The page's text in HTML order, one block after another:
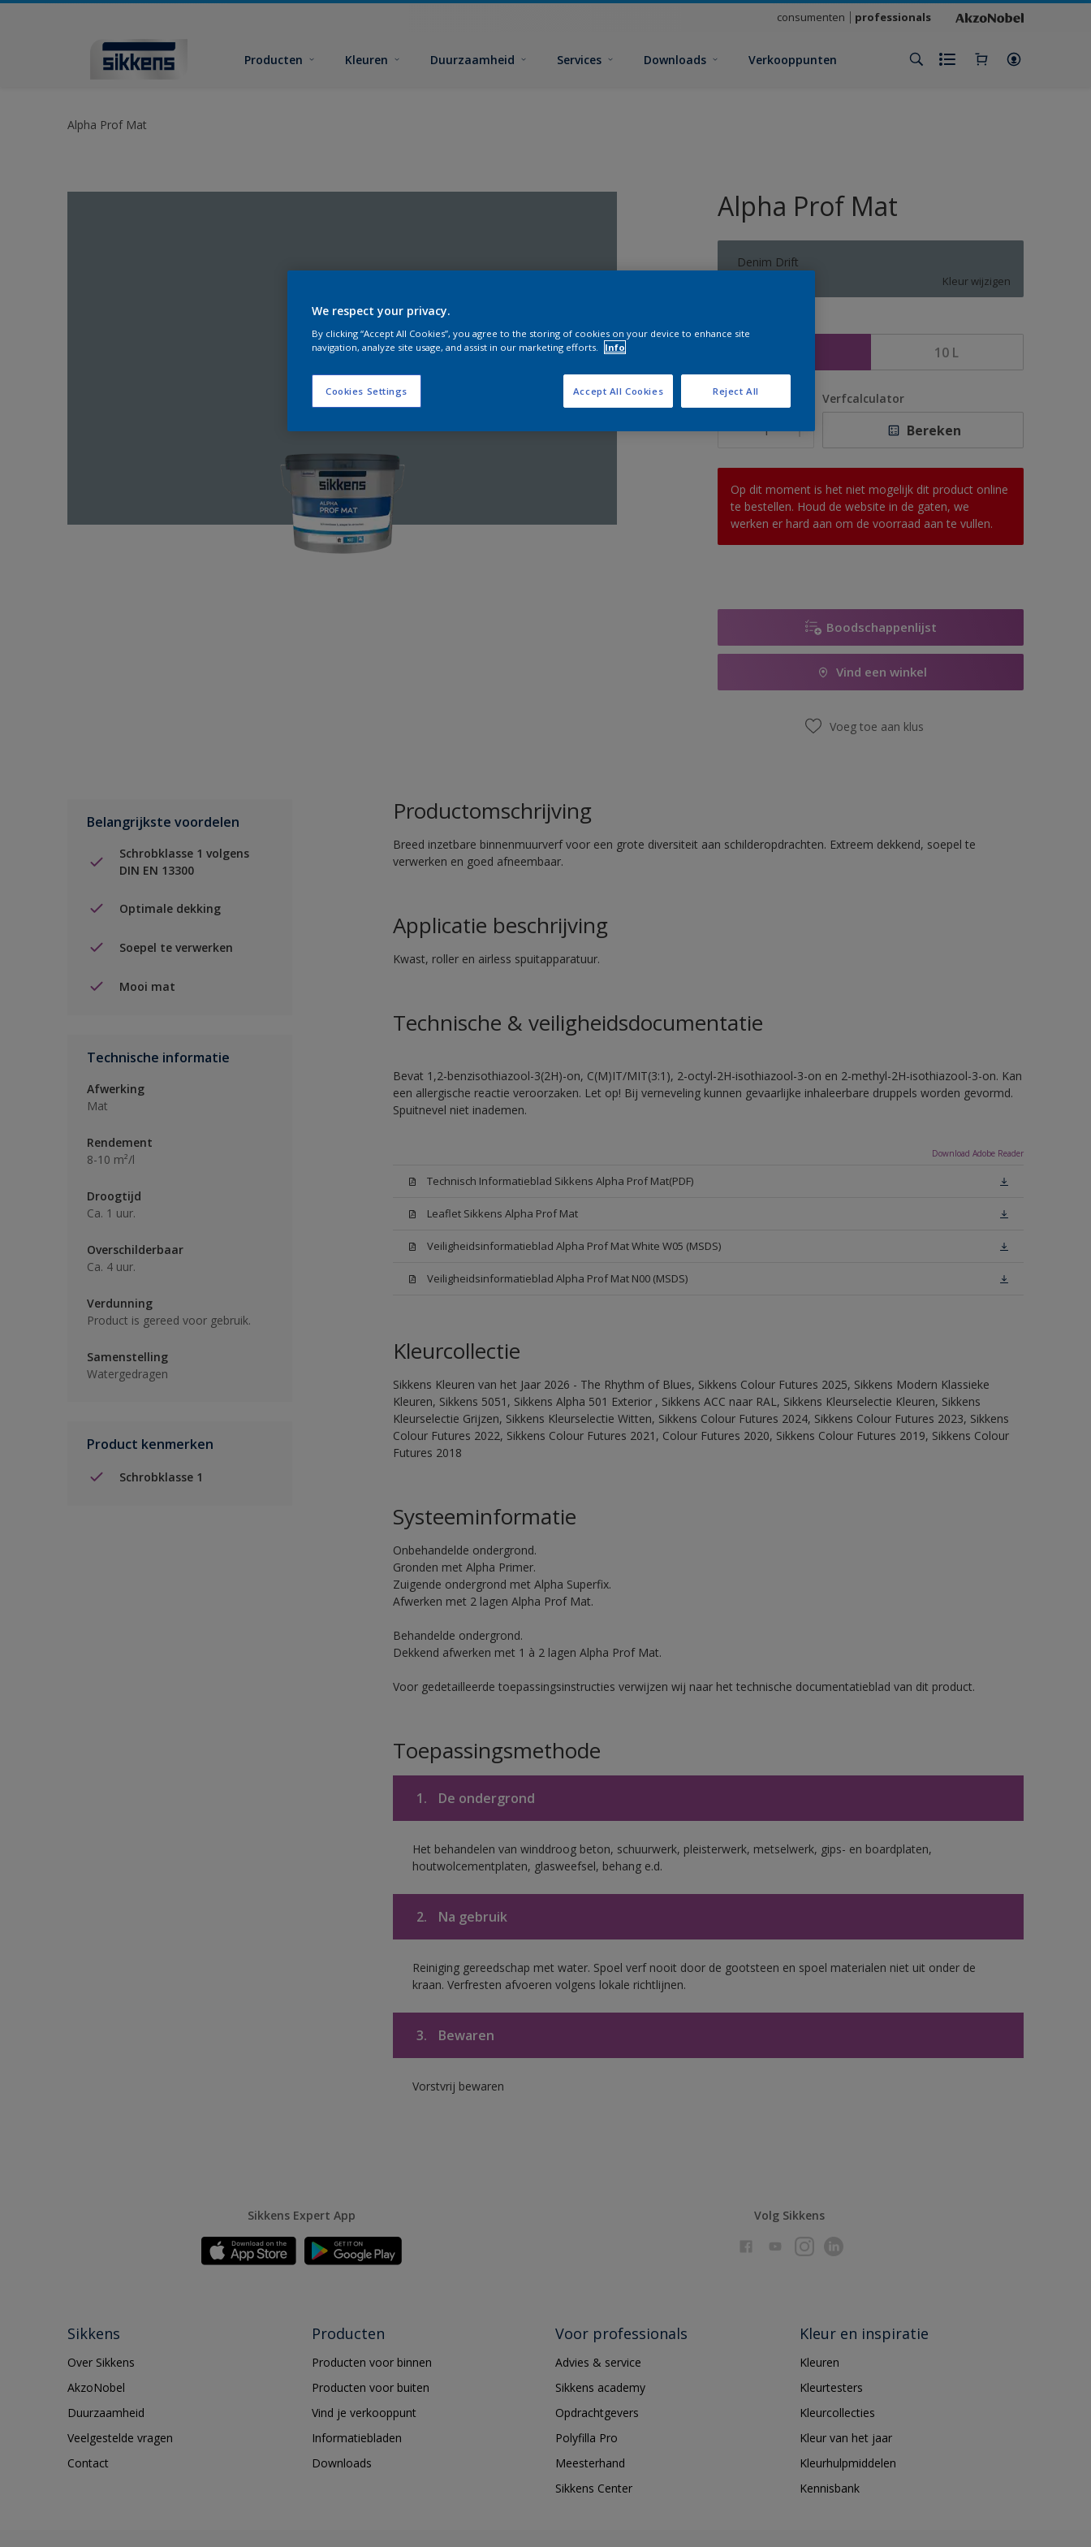
consumenten professionals
Producten Kleuren Duurzaamheid Services Downloads Verkooppunten
Alpha Prof Mat
Alpha Prof Mat
Denim Drift
Kleur wijzigen
10 L
Aantal Verfcalculator
Bereken
Op dit moment is het niet mogelijk dit product online
te bestellen. Houd de website in de gaten, we
werken er hard aan om de voorraad aan te vullen.
Boodschappenlijst
Vind een winkel
Voeg toe aan klus
Belangrijkste voordelen
Schrobklasse 1 volgens
DIN EN 13300
Optimale dekking
Soepel te verwerken
Mooi mat
Technische informatie
Afwerking
Mat
Rendement
8-10 m²/l
Droogtijd
Ca. 1 uur.
Overschilderbaar
Ca. 4 uur.
Verdunning
Product is gereed voor gebruik.
Samenstelling
Watergedragen
Product kenmerken
Schrobklasse 1
Productomschrijving
Breed inzetbare binnenmuurverf voor een grote diversiteit aan schilderopdrachten. Extreem dekkend, soepel te
verwerken en goed afneembaar.
Applicatie beschrijving
Kwast, roller en airless spuitapparatuur.
Technische & veiligheidsdocumentatie
Bevat 1,2-benzisothiazool-3(2H)-on, C(M)IT/MIT(3:1), 2-octyl-2H-isothiazool-3-on en 2-methyl-2H-isothiazool-3-on. Kan
een allergische reactie veroorzaken. Let op! Bij verneveling kunnen gevaarlijke inhaleerbare druppels worden gevormd.
Spuitnevel niet inademen.
Download Adobe Reader
Technisch Informatieblad Sikkens Alpha Prof Mat(PDF)
Leaflet Sikkens Alpha Prof Mat
Veiligheidsinformatieblad Alpha Prof Mat White W05 (MSDS)
Veiligheidsinformatieblad Alpha Prof Mat N00 (MSDS)
Kleurcollectie
Sikkens Kleuren van het Jaar 2026 - The Rhythm of Blues, Sikkens Colour Futures 2025, Sikkens Modern Klassieke
Kleuren, Sikkens 5051, Sikkens Alpha 501 Exterior , Sikkens ACC naar RAL, Sikkens Kleurselectie Kleuren, Sikkens
Kleurselectie Grijzen, Sikkens Kleurselectie Witten, Sikkens Colour Futures 2024, Sikkens Colour Futures 2023, Sikkens
Colour Futures 2022, Sikkens Colour Futures 2021, Colour Futures 2020, Sikkens Colour Futures 2019, Sikkens Colour
Futures 2018
Systeeminformatie
Onbehandelde ondergrond.
Gronden met Alpha Primer.
Zuigende ondergrond met Alpha Superfix.
Afwerken met 2 lagen Alpha Prof Mat.
Behandelde ondergrond.
Dekkend afwerken met 1 à 2 lagen Alpha Prof Mat.
Voor gedetailleerde toepassingsinstructies verwijzen wij naar het technische documentatieblad van dit product.
Toepassingsmethode
1. De ondergrond
Het behandelen van winddroog beton, schuurwerk, pleisterwerk, metselwerk, gips- en boardplaten,
houtwolcementplaten, glasweefsel, behang e.d.
2. Na gebruik
Reiniging gereedschap met water. Spoel verf nooit door de gootsteen en spoel materialen niet uit onder de
kraan. Verfresten afvoeren volgens lokale richtlijnen.
3. Bewaren
Vorstvrij bewaren
Sikkens Expert App Volg Sikkens
Sikkens
Over Sikkens
AkzoNobel
Duurzaamheid
Veelgestelde vragen
Contact
Producten
Producten voor binnen
Producten voor buiten
Vind je verkooppunt
Informatiebladen
Downloads
Voor professionals
Advies & service
Sikkens academy
Opdrachtgevers
Polyfilla Pro
Meesterhand
Sikkens Center
Kleur en inspiratie
Kleuren
Kleurtesters
Kleurcollecties
Kleur van het jaar
Kleurhulpmiddelen
Kennisbank
We respect your privacy.
By clicking “Accept All Cookies”, you agree to the storing of cookies on your device to enhance site
navigation, analyze site usage, and assist in our marketing efforts.
Info
Cookies Settings Reject All
Accept All Cookies